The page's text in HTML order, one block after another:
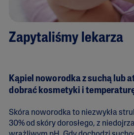
Zapytaliśmy lekarza
Kąpiel noworodka z suchą lub
dobrać kosmetyki i
Skóra noworodka to niezwykła
30% od skóry dorosłego, z